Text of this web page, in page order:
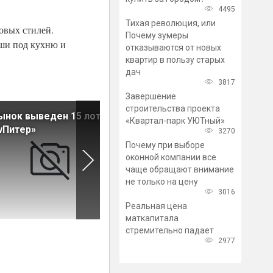
стилей.
под кухню и
выведен 15 лот ЖК
На рынок вышел новый пул
квартир в ЖК «Цивилизация
Неве»
4495
Тихая революция, или
Почему зумеры
отказываются от новых
квартир в пользу старых
дач
3817
Завершение
строительства проекта
«Квартал-парк УЮТный»
3270
Почему при выборе
оконной компании все
чаще обращают внимание
не только на цену
3016
Реальная цена
маткапитала
стремительно падает
2977